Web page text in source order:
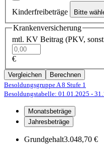
Kinderfreibeträge Bitte
Krankenversicherung
mtl. KV Beitrag (PKV,
€
Vergleichen
Berechnen
Besoldungsgruppe A 8 Stufe 1
Besoldungstabelle: 01.01.2025 -
Monatsbeträge
Jahresbeträge
Grundgehalt3.048,70 €